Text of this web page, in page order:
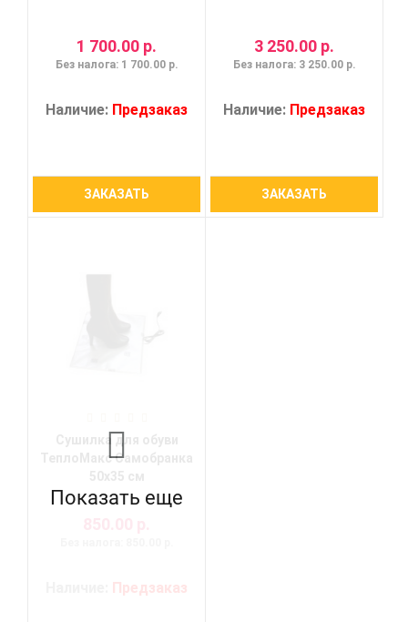
1 700.00 р.
Без налога: 1 700.00 р.
Наличие: Предзаказ
ЗАКАЗАТЬ
3 250.00 р.
Без налога: 3 250.00 р.
Наличие: Предзаказ
ЗАКАЗАТЬ
ТеплоМакс Самобранка
Предзаказ
Показать еще